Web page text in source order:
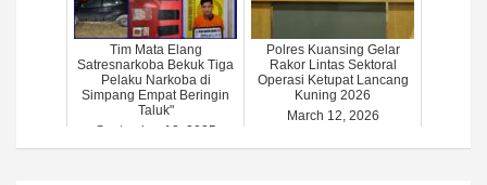
Tim Mata Elang
Satresnarkoba Bekuk Tiga
Pelaku Narkoba di
Simpang Empat Beringin
Taluk"
September 12, 2025
Polres Kuansing Gelar
Rakor Lintas Sektoral
Operasi Ketupat Lancang
Kuning 2026
March 12, 2026